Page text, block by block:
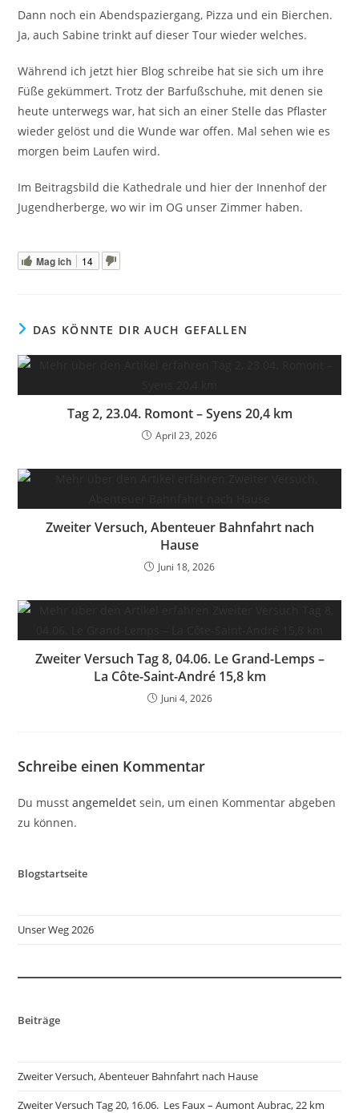
Dann noch ein Abendspaziergang, Pizza und ein Bierchen.
Ja, auch Sabine trinkt auf dieser Tour wieder welches.
Während ich jetzt hier Blog schreibe hat sie sich um ihre
Füße gekümmert. Trotz der Barfußschuhe, mit denen sie
heute unterwegs war, hat sich an einer Stelle das Pflaster
wieder gelöst und die Wunde war offen. Mal sehen wie es
morgen beim Laufen wird.
Im Beitragsbild die Kathedrale und hier der Innenhof der
Jugendherberge, wo wir im OG unser Zimmer haben.
Mag ich 14
DAS KÖNNTE DIR AUCH GEFALLEN
Tag 2, 23.04. Romont – Syens 20,4 km
April 23, 2026
Zweiter Versuch, Abenteuer Bahnfahrt nach
Hause
Juni 18, 2026
Zweiter Versuch Tag 8, 04.06. Le Grand-Lemps –
La Côte-Saint-André 15,8 km
Juni 4, 2026
Schreibe einen Kommentar
Du musstangemeldet sein, um einen Kommentar abgeben
zu können.
Blogstartseite
Unser Weg 2026
Beiträge
Zweiter Versuch, Abenteuer Bahnfahrt nach Hause
Zweiter Versuch Tag 20, 16.06. Les Faux – Aumont Aubrac, 22 km